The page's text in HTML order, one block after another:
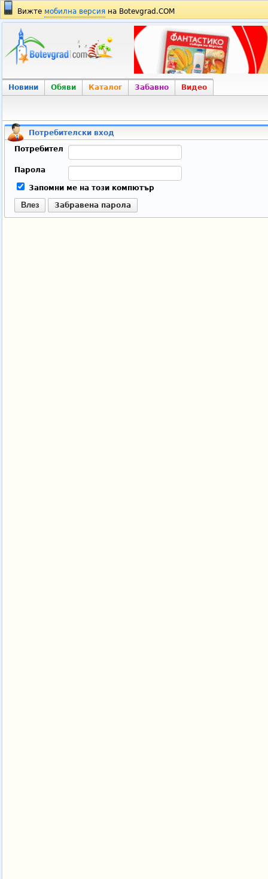
Вижте мобилна версия на Botevgrad.COM
Новини Обяви Каталог Забавно Видео
Потребителски вход
Потребител
Парола
Запомни ме на този компютър
Влез Забравена парола